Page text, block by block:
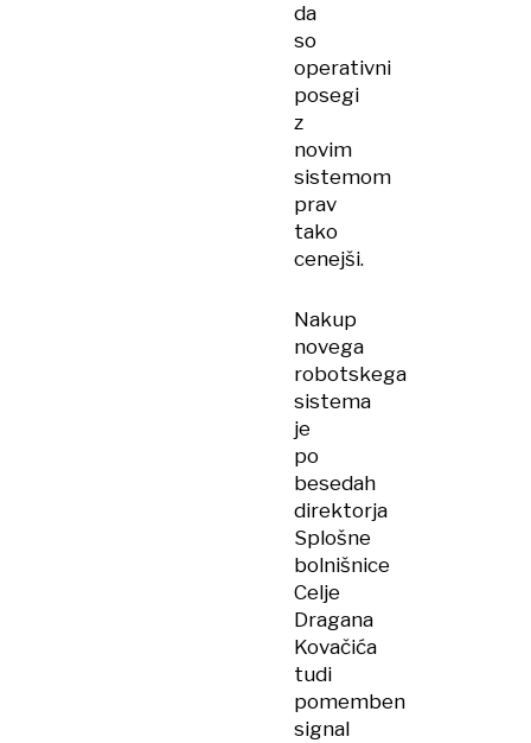
da
so
operativni
posegi
z
novim
sistemom
prav
tako
cenejši.
Nakup
novega
robotskega
sistema
je
po
besedah
direktorja
Splošne
bolnišnice
Celje
Dragana
Kovačića
tudi
pomemben
signal